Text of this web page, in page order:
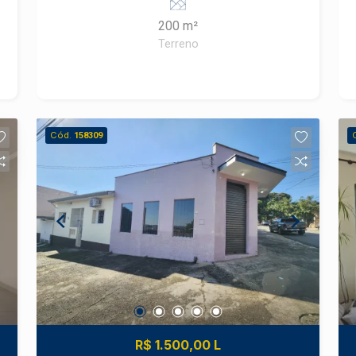
200 m²
Terreno
Cód. 158309
R$ 1.500,00 L